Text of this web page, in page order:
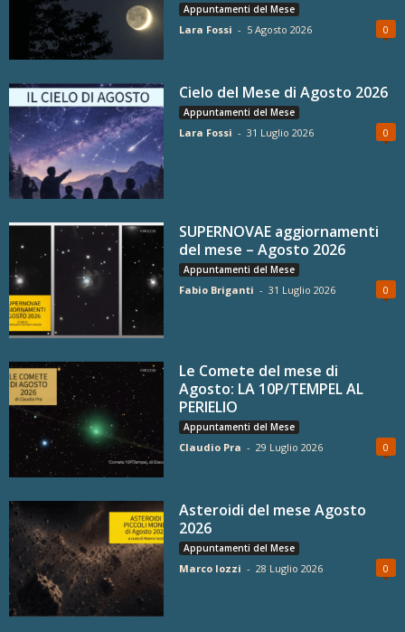
Appuntamenti del Mese
Lara Fossi - 5 Agosto 2026 0
Cielo del Mese di Agosto 2026
Appuntamenti del Mese
Lara Fossi - 31 Luglio 2026 0
SUPERNOVAE aggiornamenti
del mese – Agosto 2026
Appuntamenti del Mese
Fabio Briganti - 31 Luglio 2026 0
Le Comete del mese di
Agosto: LA 10P/TEMPEL AL
PERIELIO
Appuntamenti del Mese
Claudio Pra - 29 Luglio 2026 0
Asteroidi del mese Agosto
2026
Appuntamenti del Mese
Marco Iozzi - 28 Luglio 2026 0